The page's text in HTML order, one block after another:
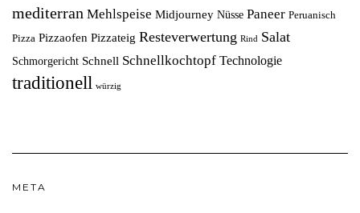
mediterran Mehlspeise Midjourney Nüsse Paneer Peruanisch
Pizza Pizzaofen Pizzateig Resteverwertung Rind Salat
Schmorgericht Schnell Schnellkochtopf Technologie
traditionell würzig
META